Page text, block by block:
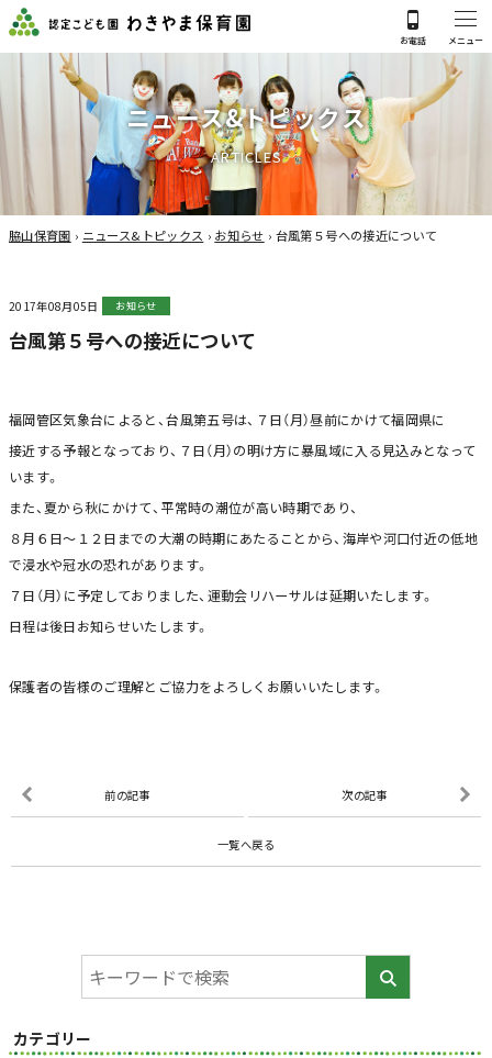
ニュース&トピックス
ARTICLES
脇山保育園 › ニュース&トピックス › お知らせ › 台風第５号への接近について
2017年08月05日 お知らせ
台風第５号への接近について
福岡管区気象台によると、台風第五号は、７日（月）昼前にかけて福岡県に
接近する予報となっており、７日（月）の明け方に暴風域に入る見込みとなって
います。
また、夏から秋にかけて、平常時の潮位が高い時期であり、
８月６日～１２日までの大潮の時期にあたることから、海岸や河口付近の低地
で浸水や冠水の恐れがあります。
７日（月）に予定しておりました、運動会リハーサルは延期いたします。
日程は後日お知らせいたします。
保護者の皆様のご理解とご協力をよろしくお願いいたします。
前の記事 次の記事
一覧へ戻る
カテゴリー